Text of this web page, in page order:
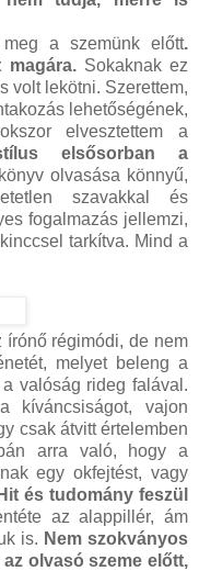
a szemünk előtt.
magára. Sokaknak ez
volt lekötni. Szerettem,
lehetőségének,
elvesztettem a
elsősorban a
olvasása könnyű,
szavakkal és
fogalmazás jellemzi,
tarkítva. Mind a
írónő régimódi, de nem
melyet beleng a
valóság rideg falával.
kíváncsiságot, vajon
csak átvitt értelemben
arra való, hogy a
egy okfejtést, vagy
Hit és tudomány feszül
az alappillér, ám
is. Nem szokványos
olvasó szeme előtt,